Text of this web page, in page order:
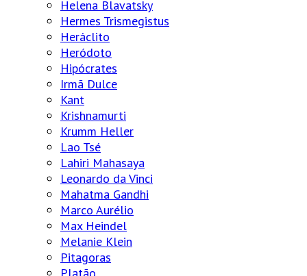
Helena Blavatsky
Hermes Trismegistus
Heráclito
Heródoto
Hipócrates
Irmã Dulce
Kant
Krishnamurti
Krumm Heller
Lao Tsé
Lahiri Mahasaya
Leonardo da Vinci
Mahatma Gandhi
Marco Aurélio
Max Heindel
Melanie Klein
Pitagoras